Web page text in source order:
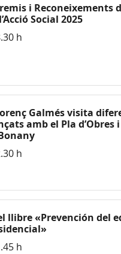
i Reconeixements
Social 2025
h
Galmés visita
amb el Pla d’Obres i
h
llibre «Prevención del
h